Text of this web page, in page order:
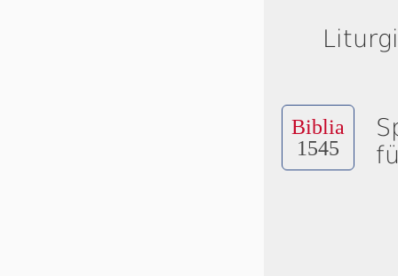
Biblia
1545